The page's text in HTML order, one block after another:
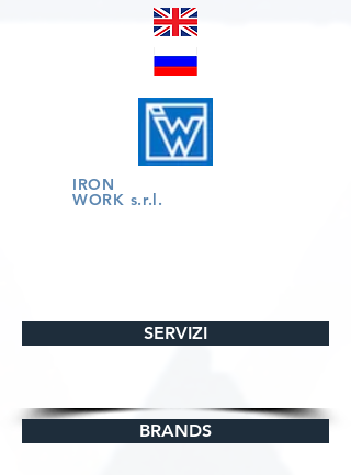
IRON
WORK s.r.l.
SERVIZI
BRANDS